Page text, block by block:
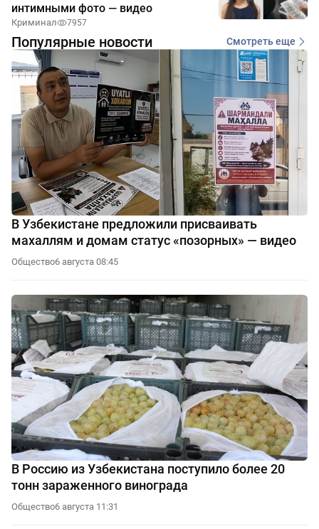
интимными фото — видео
Криминал 7957
Популярные новости Смотреть еще
В Узбекистане предложили присваивать
махаллям и домам статус «позорных» — видео
Общество6 августа 08:45
В Россию из Узбекистана поступило более 20
тонн зараженного винограда
Общество6 августа 11:31